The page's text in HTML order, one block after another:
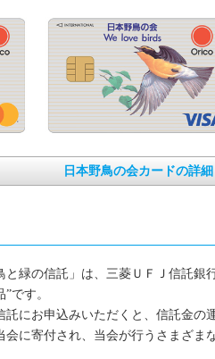
日本野鳥の会カードの詳細
と緑の信託」は、三菱ＵＦＪ信託
です。
託にお申込みいただくと、信託金の
会に寄付され、当会が行うさまざま